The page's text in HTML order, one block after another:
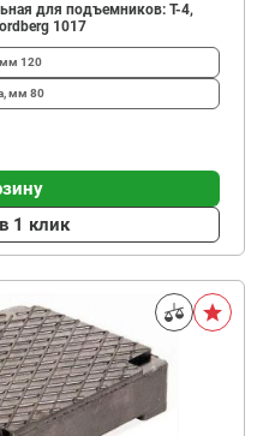
для подъемников: Т-4,
1017
мм 120
мм 80
1 клик